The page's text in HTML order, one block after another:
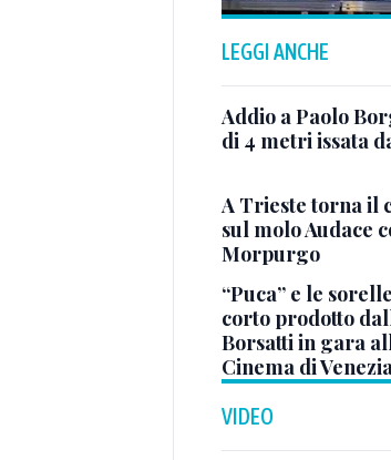
LEGGI ANCHE
Addio a Paolo
di 4 metri issata
A Trieste torna il
sul molo Audace
Morpurgo
“Puca” e le
corto prodotto
Borsatti in gara
Cinema di
VIDEO